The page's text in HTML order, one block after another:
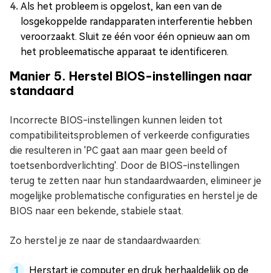
Als het probleem is opgelost, kan een van de
losgekoppelde randapparaten interferentie hebben
veroorzaakt. Sluit ze één voor één opnieuw aan om
het probleematische apparaat te identificeren.
Manier 5. Herstel BIOS-instellingen naar
standaard
Incorrecte BIOS-instellingen kunnen leiden tot
compatibiliteitsproblemen of verkeerde configuraties
die resulteren in 'PC gaat aan maar geen beeld of
toetsenbordverlichting'. Door de BIOS-instellingen
terug te zetten naar hun standaardwaarden, elimineer je
mogelijke problematische configuraties en herstel je de
BIOS naar een bekende, stabiele staat.
Zo herstel je ze naar de standaardwaarden:
Herstart je computer en druk herhaaldelijk op de